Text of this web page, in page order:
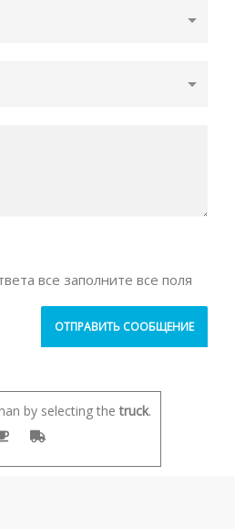
все заполните все поля
by selecting the truck.